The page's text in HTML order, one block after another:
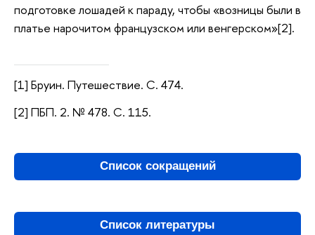
подготовке лошадей к параду, чтобы «возницы были в
платье нарочитом французском или венгерском»[2].
[1] Бруин. Путешествие. С. 474.
[2] ПБП. 2. № 478. С. 115.
Список сокращений
Список литературы